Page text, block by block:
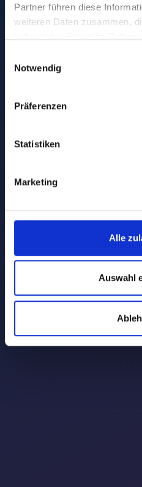
Partner führen diese
weiteren Daten zusammen,
Notwendig
Präferenzen
Statistiken
Marketing
Alle
Auswahl
horizoom
im ADM